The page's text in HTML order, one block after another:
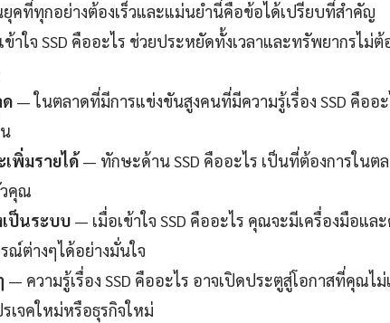
คที่ทุกอย่างต้องเร็วและแม่นยำนี่คือข้อได้เปรียบที่สำคัญ
ข้าใจ SSD คืออะไร ช่วยประหยัดทั้งเวลาและทรัพยากรไม่
— ในตลาดที่มีการแข่งขันสูงคนที่มีความรู้เรื่อง SSD คืออ
พิ่มรายได้— ทักษะด้าน SSD คืออะไร เป็นที่ต้องการในต
คุณ
ป็นระบบ — เมื่อเข้าใจ SSD คืออะไร คุณจะมีเครื่องมือแล
ณ์ต่างๆได้อย่างมั่นใจ
— ความรู้เรื่อง SSD คืออะไร อาจเปิดประตูสู่โอกาสที่คุณไ
เจคใหม่หรือธุรกิจใหม่